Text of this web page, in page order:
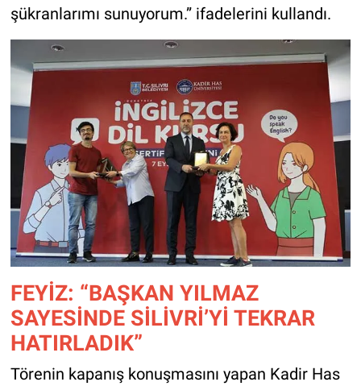
şükranlarımı sunuyorum.” ifadelerini kullandı.
FEYİZ: “BAŞKAN YILMAZ
SAYESİNDE SİLİVRİ’Yİ TEKRAR
HATIRLADIK”
Törenin kapanış konuşmasını yapan Kadir Has